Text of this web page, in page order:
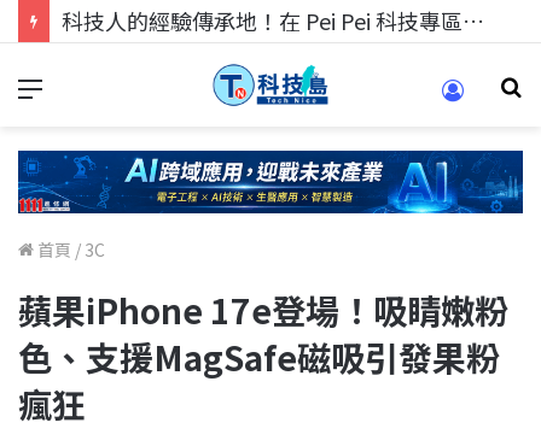
科技人找工作，就到TECH+ 科技專區!
首頁 / 3C
蘋果iPhone 17e登場！吸睛嫩粉
色、支援MagSafe磁吸引發果粉
瘋狂